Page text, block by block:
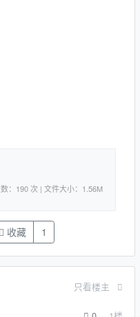
09-12 | 下载次数：190 次 | 文件大小：1.56M
收藏 1
只看楼主